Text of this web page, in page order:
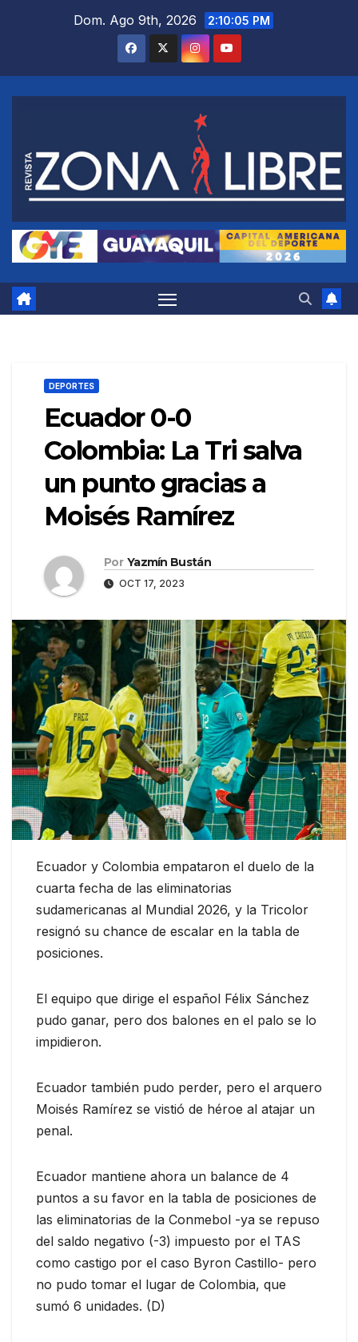
Dom. Ago 9th, 2026 2:10:06 PM
DEPORTES
Ecuador 0-0
Colombia: La Tri salva
un punto gracias a
Moisés Ramírez
Por Yazmín Bustán
OCT 17, 2023
Ecuador y Colombia empataron el duelo de la
cuarta fecha de las eliminatorias
sudamericanas al Mundial 2026, y la Tricolor
resignó su chance de escalar en la tabla de
posiciones.
El equipo que dirige el español Félix Sánchez
pudo ganar, pero dos balones en el palo se lo
impidieron.
Ecuador también pudo perder, pero el arquero
Moisés Ramírez se vistió de héroe al atajar un
penal.
Ecuador mantiene ahora un balance de 4
puntos a su favor en la tabla de posiciones de
las eliminatorias de la Conmebol -ya se repuso
del saldo negativo (-3) impuesto por el TAS
como castigo por el caso Byron Castillo- pero
no pudo tomar el lugar de Colombia, que
sumó 6 unidades. (D)